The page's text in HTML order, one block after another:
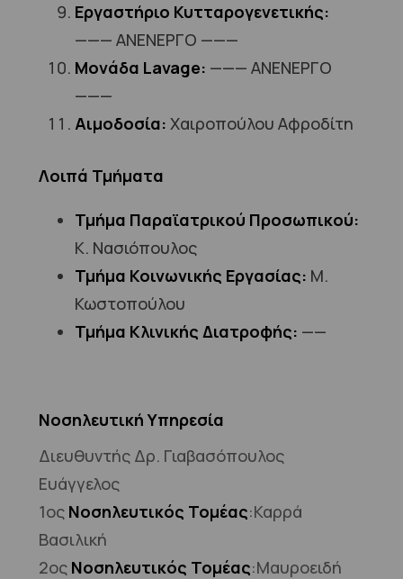
Εργαστήριο Κυτταρογενετικής:
——— ΑΝΕΝΕΡΓΟ ———
Μονάδα Lavage: ——— ΑΝΕΝΕΡΓΟ
———
Αιμοδοσία: Χαιροπούλου Αφροδίτη
Λοιπά Τμήματα
Τμήμα Παραϊατρικού Προσωπικού:
Κ. Νασιόπουλος
Τμήμα Κοινωνικής Εργασίας: Μ.
Κωστοπούλου
Τμήμα Κλινικής Διατροφής: ——
Νοσηλευτική Υπηρεσία
Διευθυντής Δρ. Γιαβασόπουλος
Ευάγγελος
1ος Νοσηλευτικός Τομέας:Καρρά
Βασιλική
2ος Νοσηλευτικός Τομέας:Μαυροειδή